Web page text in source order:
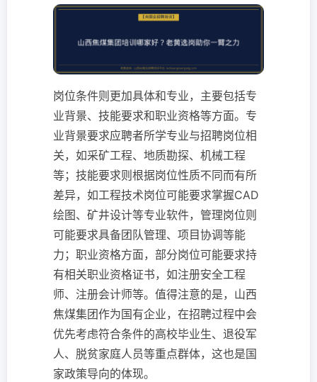
岗位条件则更加具体和专业，主要包括专
业背景、技能要求和职业资格等方面。专
业背景要求应聘者所学专业与招聘岗位相
关，如采矿工程、地质勘探、机械工程
等；技能要求则根据岗位性质不同而有所
差异，如工程技术岗位可能要求掌握CAD
绘图、矿井设计等专业软件，管理岗位则
可能要求具备团队管理、项目协调等能
力；职业资格方面，部分岗位可能要求持
有相关职业资格证书，如注册安全工程
师、注册会计师等。值得注意的是，山西
焦煤集团作为国有企业，在招聘过程中会
优先考虑符合条件的高校毕业生、退役军
人、脱贫家庭人员等重点群体，这也是国
家政策导向的体现。